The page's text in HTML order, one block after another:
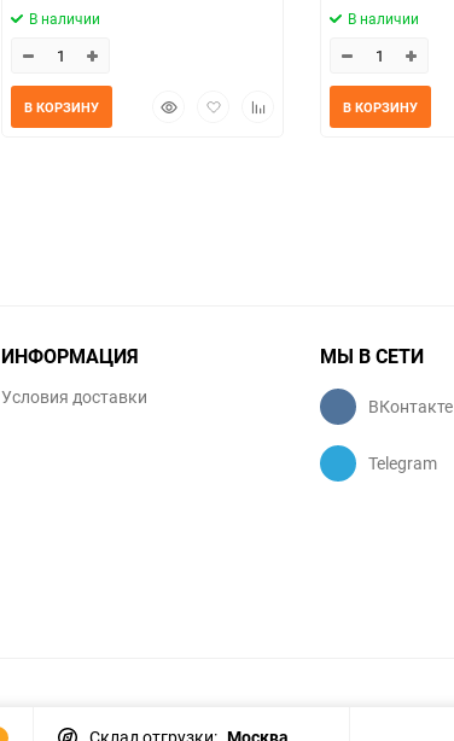
В наличии
БыстрыйДобавитьДобавить
В КОРЗИНУ
В наличии
В КОРЗИНУ
ИНФОРМАЦИЯ
Условия доставки
МЫ В СЕТИ
ВКонтакте
Telegram